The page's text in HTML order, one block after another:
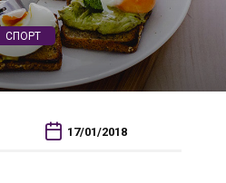
СПОРТ
17/01/2018